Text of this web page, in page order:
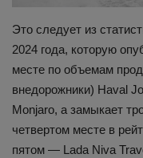
Это следует из
2024 года, которую
месте по объемам
внедорожники) Haval
Monjaro, а замыкает
четвертом месте в
пятом — Lada Niva